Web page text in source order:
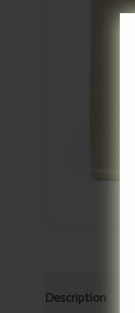
Description